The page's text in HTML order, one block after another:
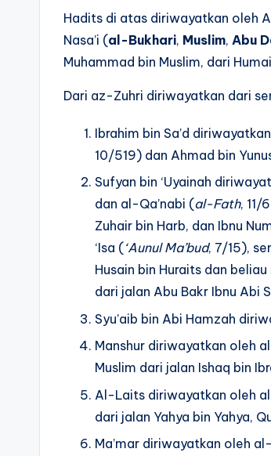
Hadits di atas diriwayatkan oleh
Nasa’i (al-Bukhari, Muslim, Abu
Muhammad bin Muslim, dari
Dari az-Zuhri diriwayatkan dari
Ibrahim bin Sa’d
10/519) dan Ahmad bin
Sufyan bin ‘Uyainah
dan al-Qa’nabi (al-Fath, 11/
Zuhair bin Harb, dan Ibnu
‘Isa (‘Aunul Ma’bud, 7/15),
Husain bin Huraits dan
dari jalan Abu Bakr Ibnu Abi
Syu’aib bin Abi Hamzah
Manshur diriwayatkan oleh
Muslim dari jalan Ishaq bin
Al-Laits diriwayatkan oleh
dari jalan Yahya bin Yahya,
Ma’mar diriwayatkan oleh